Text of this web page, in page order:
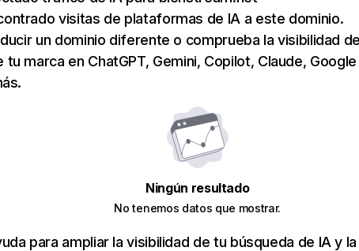
visitas de plataformas de IA a este dominio.
un dominio diferente o comprueba la visibilidad
tu marca en ChatGPT, Gemini, Copilot, Claude,
Ningún resultado
No tenemos datos que mostrar.
para ampliar la visibilidad de tu búsqueda de IA y